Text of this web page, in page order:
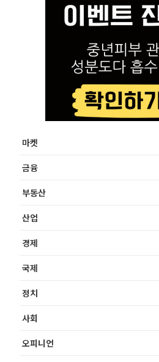
마켓
금융
부동산
산업
경제
국제
정치
사회
오피니언